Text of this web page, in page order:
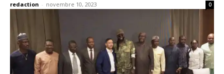
redaction - novembre 10, 2023 0